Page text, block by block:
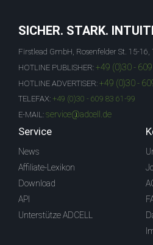
SICHER. STARK.
Firstlead GmbH, Rosenfelder St. 15-16,
HOTLINE PUBLISHER: +49 (0)30 -
HOTLINE ADVERTISER: +49 (0)30 -
TELEFAX: +49 (0)30 - 609 83 61-99
E-MAIL: service@adcell.de
Service
News
Affiliate-Lexikon
Download
API
Unterstütze ADCELL